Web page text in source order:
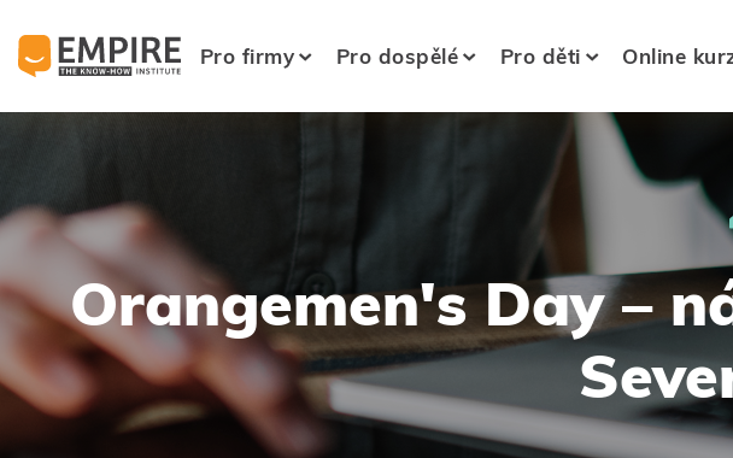
Pro firmy Pro dospělé Pro děti Online
Orangemen's Day –